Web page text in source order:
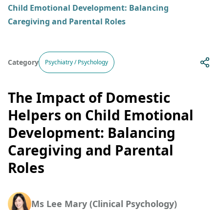
Child Emotional Development: Balancing
Caregiving and Parental Roles
Category Psychiatry / Psychology
The Impact of Domestic
Helpers on Child Emotional
Development: Balancing
Caregiving and Parental
Roles
Ms Lee Mary (Clinical Psychology)